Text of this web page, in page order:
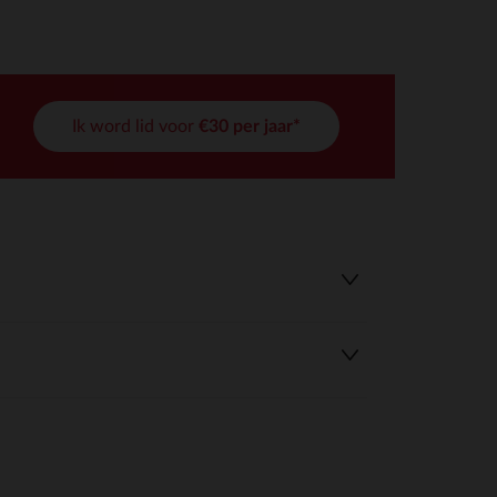
Ik word lid voor €30 per jaar*